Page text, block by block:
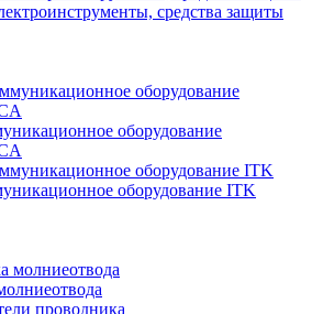
средства защиты
оборудование
оборудование ITK